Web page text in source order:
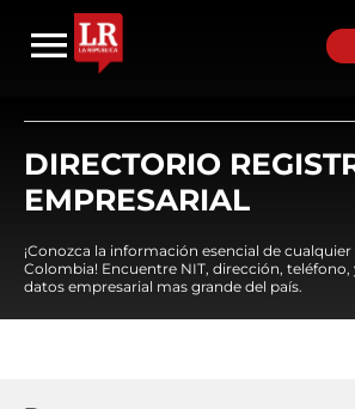
DIRECTORIO
EMPRESARIAL
¡Conozca la información esencial de
Colombia! Encuentre NIT, dirección, teléfono,
datos empresarial mas grande del país.